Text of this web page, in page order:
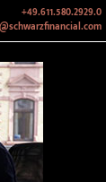
+49.611.580.2929.0